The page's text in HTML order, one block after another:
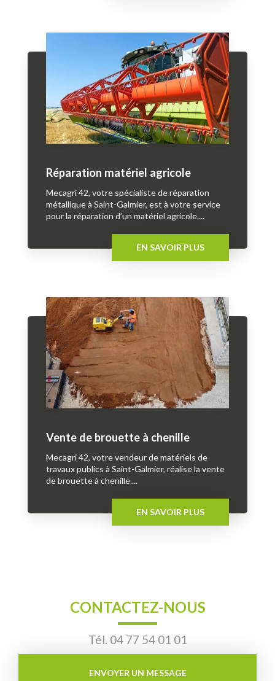
Réparation matériel agricole
Mecagri 42, votre spécialiste de réparation
métallique à Saint-Galmier, est à votre service
pour la réparation d’un matériel agricole....
EN SAVOIR PLUS
Vente de brouette à chenille
Mecagri 42, votre vendeur de matériels de
travaux publics à Saint-Galmier, réalise la vente
de brouette à chenille....
EN SAVOIR PLUS
CONTACTEZ-NOUS
Tél. 04 77 54 01 01
ENVOYER UN MESSAGE